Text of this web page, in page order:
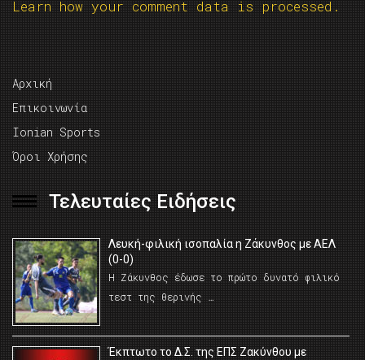
Learn how your comment data is processed.
Αρχική
Επικοινωνία
Ionian Sports
Όροι Χρήσης
Τελευταίες Ειδήσεις
Λευκή-φιλική ισοπαλία η Ζάκυνθος με ΑΕΛ
(0-0)
Η Ζάκυνθος έδωσε το πρώτο δυνατό φιλικό
τεστ της θερινής …
Έκπτωτο το Δ.Σ. της ΕΠΣ Ζακύνθου με